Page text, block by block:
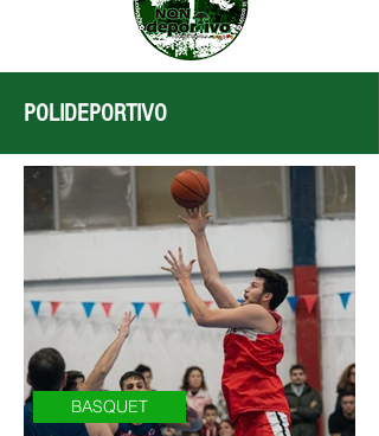
POLIDEPORTIVO
BASQUET